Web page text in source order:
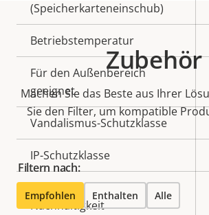
(Speicherkarteneinschub)
Betriebstemperatur
Für den Außenbereich
geeignet
Vandalismus-Schutzklasse
IP-Schutzklasse
Nachhaltigkeit
Zubehör
Machen Sie das Beste aus Ihrer
Sie den Filter, um kompatible
Filtern nach:
Empfohlen Enthalten Alle